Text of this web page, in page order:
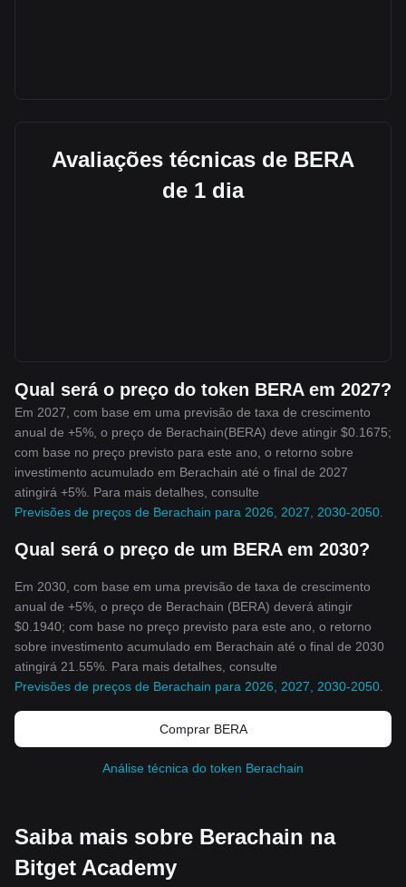
Avaliações técnicas de BERA
de 1 dia
Qual será o preço do token BERA em 2027?
Em 2027, com base em uma previsão de taxa de crescimento
anual de +5%, o preço de Berachain(BERA) deve atingir $0.1675;
com base no preço previsto para este ano, o retorno sobre
investimento acumulado em Berachain até o final de 2027
atingirá +5%. Para mais detalhes, consulte
Previsões de preços de Berachain para 2026, 2027, 2030-2050
Qual será o preço de um BERA em 2030?
Em 2030, com base em uma previsão de taxa de crescimento
anual de +5%, o preço de Berachain (BERA) deverá atingir
$0.1940; com base no preço previsto para este ano, o retorno
sobre investimento acumulado em Berachain até o final de 2030
atingirá 21.55%. Para mais detalhes, consulte
Previsões de preços de Berachain para 2026, 2027, 2030-2050
Comprar BERA
Análise técnica do token Berachain
Saiba mais sobre Berachain na
Bitget Academy